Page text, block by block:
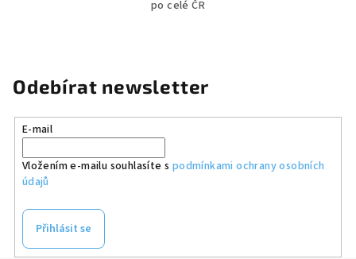
po celé ČR
Odebírat newsletter
E-mail
Vložením e-mailu souhlasíte s podmínkami ochrany osobních
údajů
Přihlásit se